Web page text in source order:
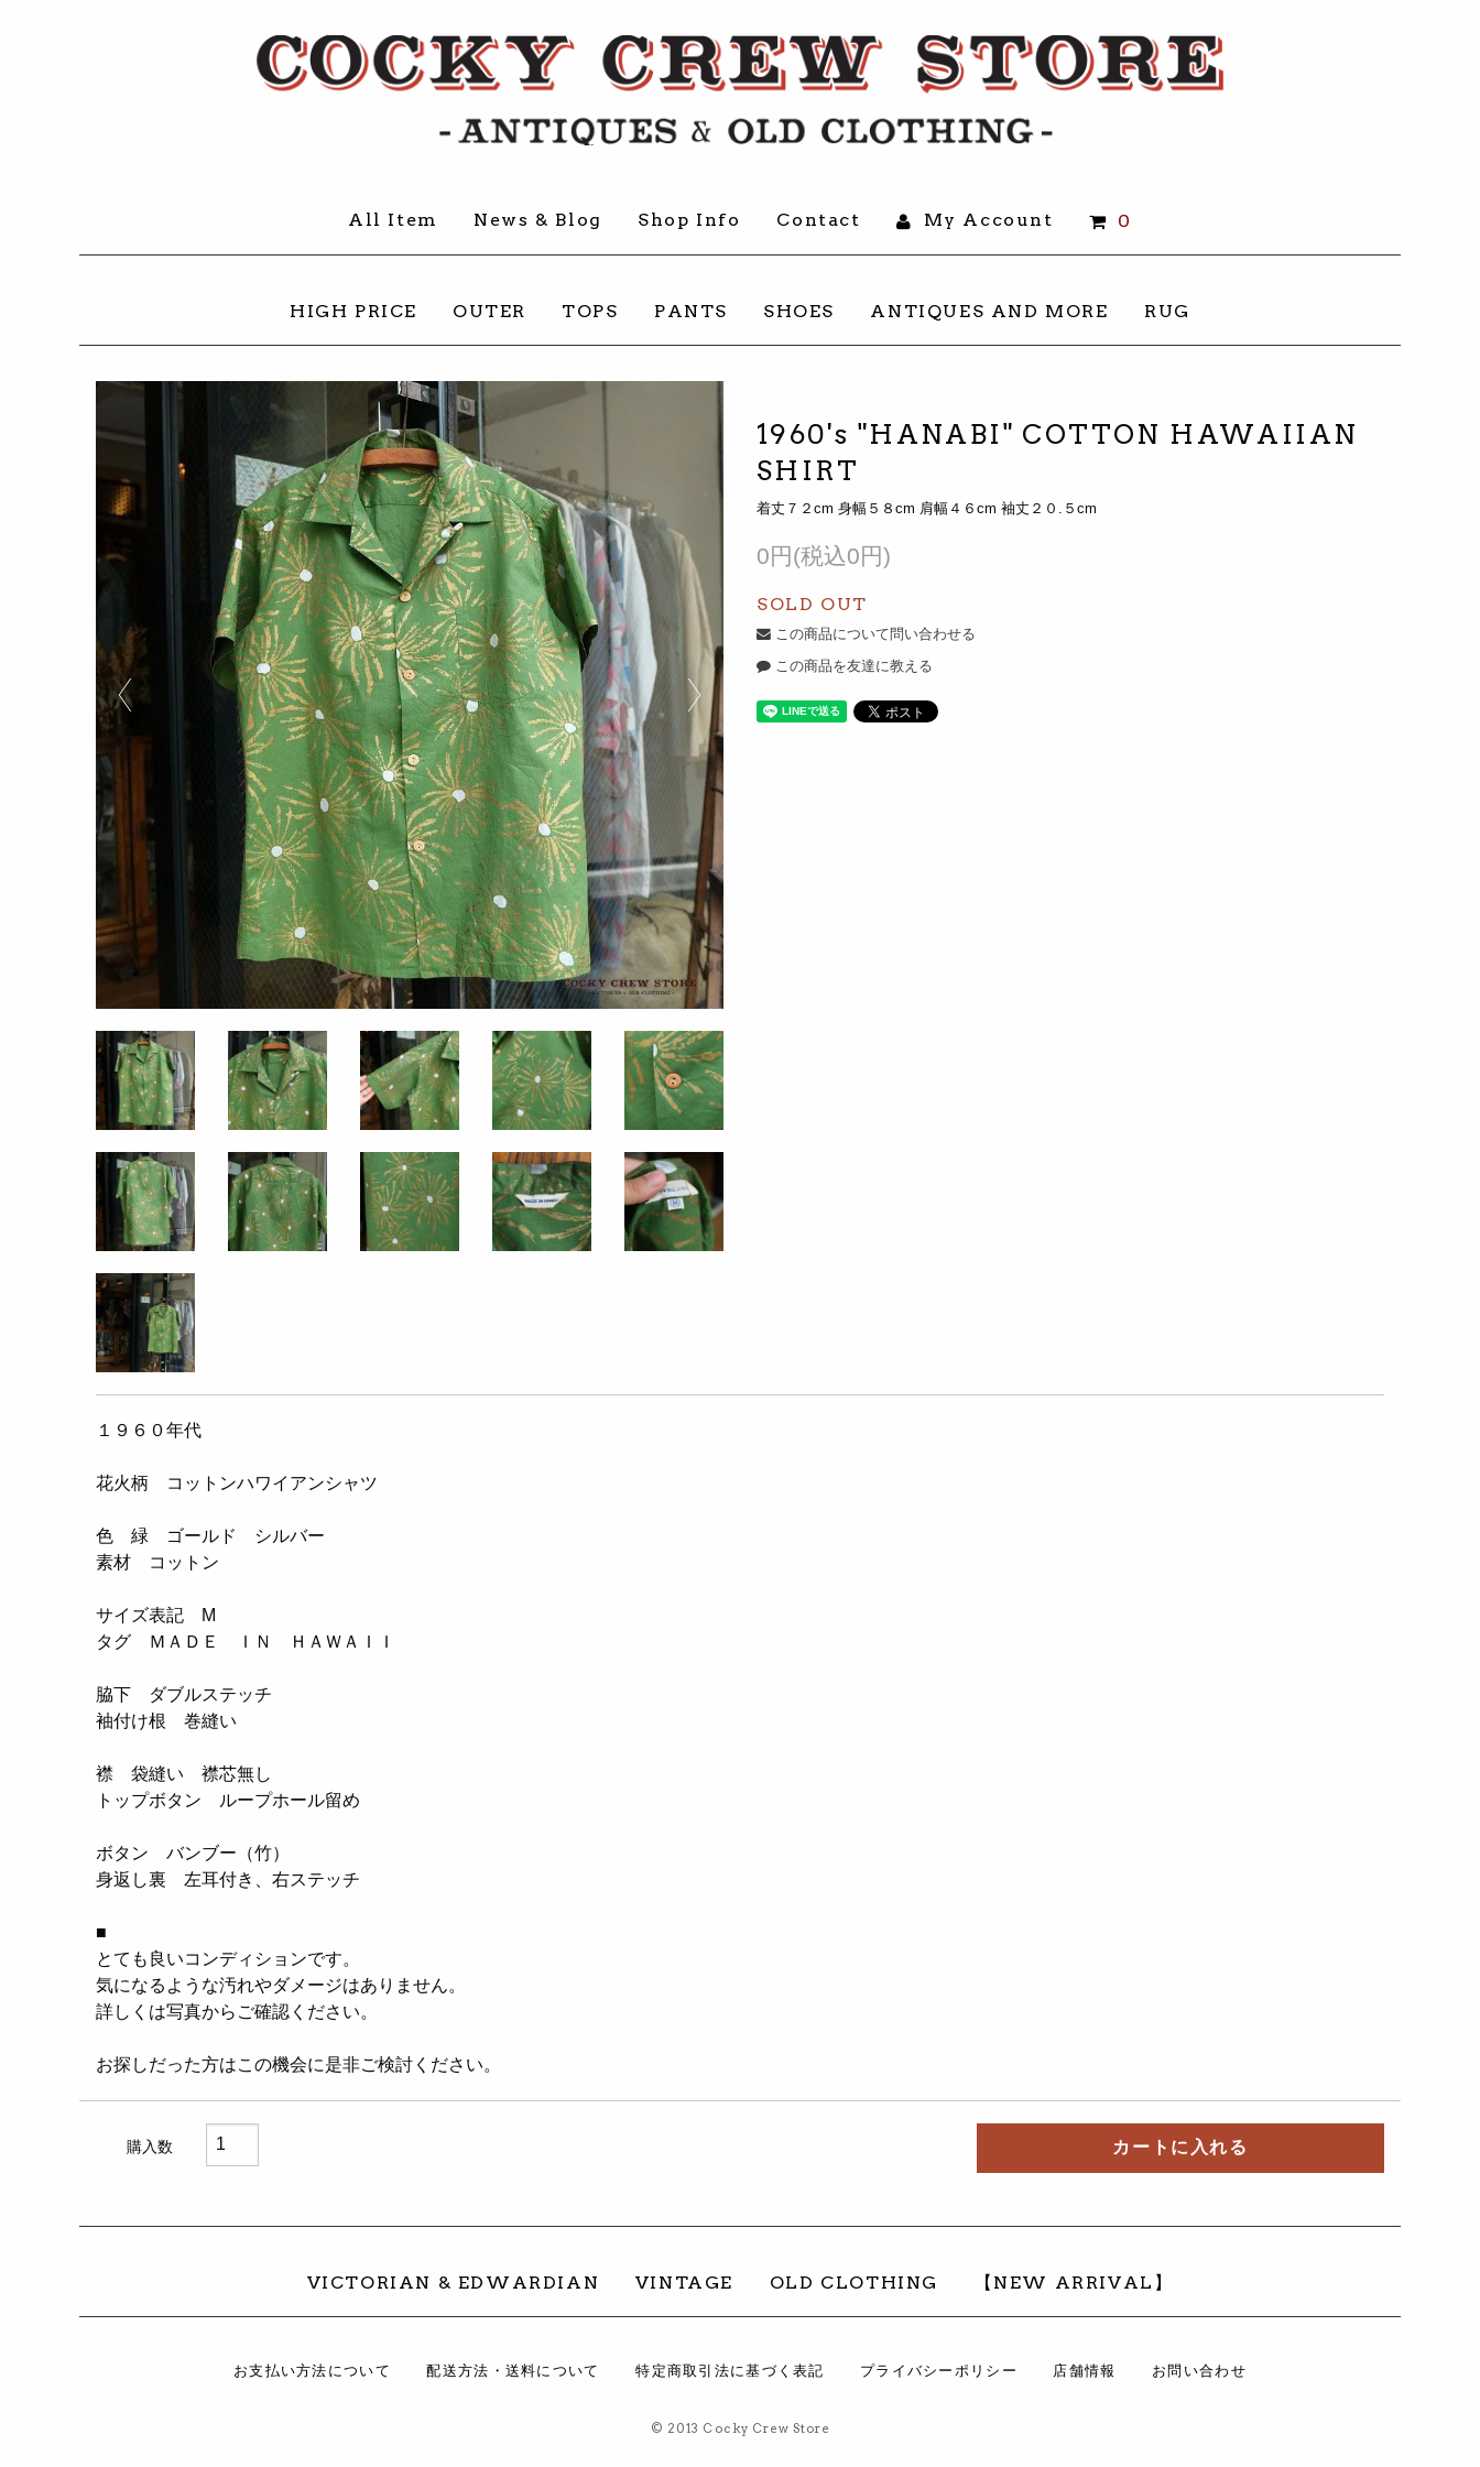
All Item News & Blog Shop Info Contact My Account 0
HIGH PRICE OUTER TOPS PANTS SHOES ANTIQUES AND MORE RUG
1960's "HANABI" COTTON HAWAIIAN
SHIRT
着丈７２cm 身幅５８cm 肩幅４６cm 袖丈２０.５cm
0円(税込0円)
SOLD OUT
この商品について問い合わせる
この商品を友達に教える
１９６０年代
花火柄 コットンハワイアンシャツ
色 緑 ゴールド シルバー
素材 コットン
サイズ表記 M
タグ ＭＡＤＥ ＩＮ ＨＡＷＡＩＩ
脇下 ダブルステッチ
袖付け根 巻縫い
襟 袋縫い 襟芯無し
トップボタン ループホール留め
ボタン バンブー（竹）
身返し裏 左耳付き、右ステッチ
■
とても良いコンディションです。
気になるような汚れやダメージはありません。
詳しくは写真からご確認ください。
お探しだった方はこの機会に是非ご検討ください。
購入数 カートに入れる
VICTORIAN & EDWARDIAN VINTAGE OLD CLOTHING 【NEW ARRIVAL】
お支払い方法について 配送方法・送料について 特定商取引法に基づく表記 プライバシーポリシー 店舗情報 お問い合わせ
© 2013 Cocky Crew Store